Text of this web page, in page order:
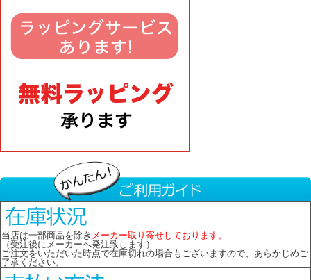
当店は一部商品を除き メーカー取り寄せしております。
（受注後にメーカーへ発注致します）
ご注文をいただいた時点で在庫切れの場合もございますので、あらかじめご
了承ください。